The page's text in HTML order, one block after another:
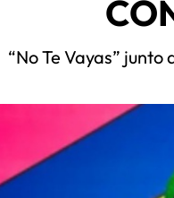
“No Te Vayas”